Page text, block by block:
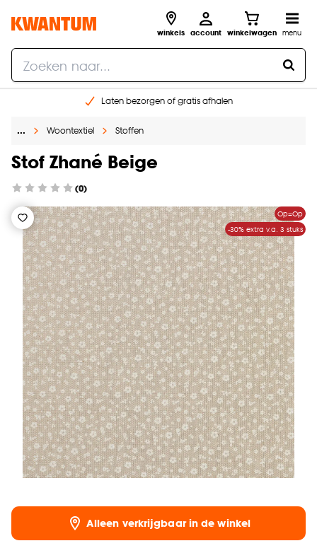
winkels account winkelwagen menu
Laten bezorgen of gratis afhalen
Gratis raam advies en opmeten aan huis
€ 5,- korting op je volgende bestelling
… Woontextiel Stoffen
Stof Zhané Beige
(0)
Op=Op
-30% extra v.a. 3 stuks
Alleen verkrijgbaar in de winkel